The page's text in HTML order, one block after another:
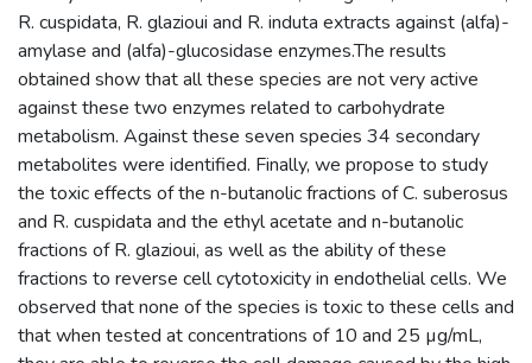
R. cuspidata, R. glazioui and R. induta extracts against (alfa)-
amylase and (alfa)-glucosidase enzymes.The results
obtained show that all these species are not very active
against these two enzymes related to carbohydrate
metabolism. Against these seven species 34 secondary
metabolites were identified. Finally, we propose to study
the toxic effects of the n-butanolic fractions of C. suberosus
and R. cuspidata and the ethyl acetate and n-butanolic
fractions of R. glazioui, as well as the ability of these
fractions to reverse cell cytotoxicity in endothelial cells. We
observed that none of the species is toxic to these cells and
that when tested at concentrations of 10 and 25 µg/mL,